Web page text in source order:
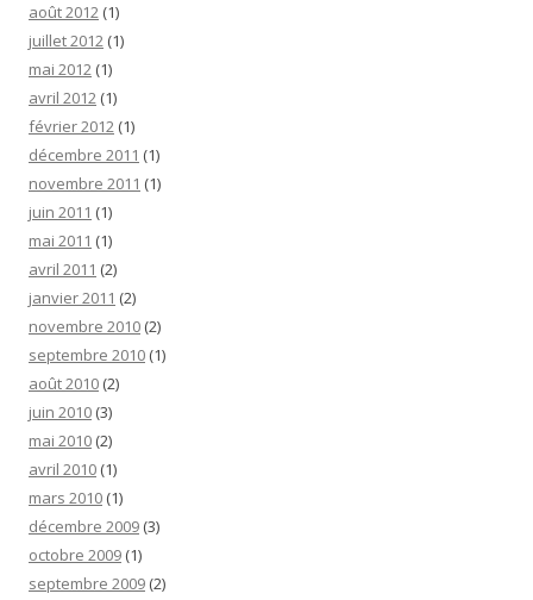
août 2012 (1)
juillet 2012 (1)
mai 2012 (1)
avril 2012 (1)
février 2012 (1)
décembre 2011 (1)
novembre 2011 (1)
juin 2011 (1)
mai 2011 (1)
avril 2011 (2)
janvier 2011 (2)
novembre 2010 (2)
septembre 2010 (1)
août 2010 (2)
juin 2010 (3)
mai 2010 (2)
avril 2010 (1)
mars 2010 (1)
décembre 2009 (3)
octobre 2009 (1)
septembre 2009 (2)